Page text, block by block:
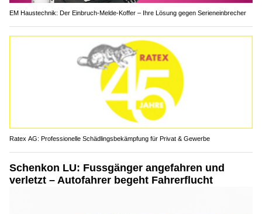
EM Haustechnik: Der Einbruch-Melde-Koffer – Ihre Lösung gegen Serieneinbrecher
Ratex AG: Professionelle Schädlingsbekämpfung für Privat & Gewerbe
Schenkon LU: Fussgänger angefahren und
verletzt – Autofahrer begeht Fahrerflucht